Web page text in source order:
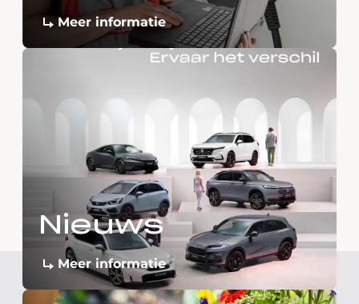
Meer informatie
Nieuws
Meer informatie